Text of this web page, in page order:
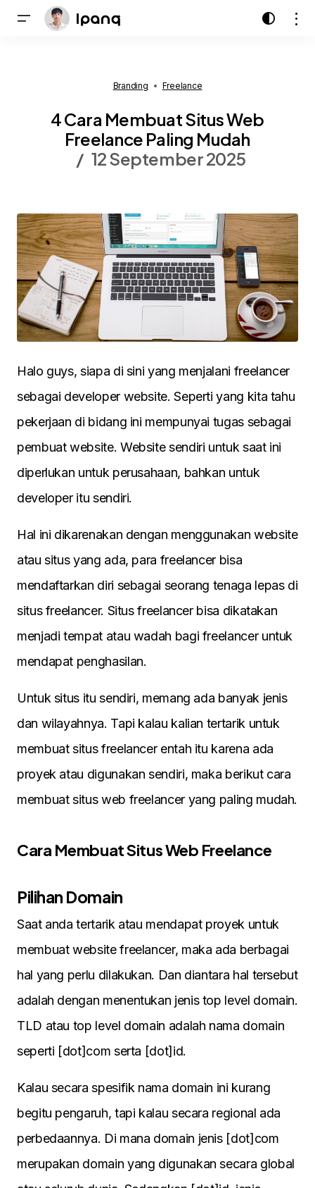
Branding Freelance
4 Cara Membuat Situs Web
Freelance Paling Mudah
12 September 2025
Halo guys, siapa di sini yang menjalani freelancer
sebagai developer website. Seperti yang kita tahu
pekerjaan di bidang ini mempunyai tugas sebagai
pembuat website. Website sendiri untuk saat ini
diperlukan untuk perusahaan, bahkan untuk
developer itu sendiri.
Hal ini dikarenakan dengan menggunakan website
atau situs yang ada, para freelancer bisa
mendaftarkan diri sebagai seorang tenaga lepas di
situs freelancer. Situs freelancer bisa dikatakan
menjadi tempat atau wadah bagi freelancer untuk
mendapat penghasilan.
Untuk situs itu sendiri, memang ada banyak jenis
dan wilayahnya. Tapi kalau kalian tertarik untuk
membuat situs freelancer entah itu karena ada
proyek atau digunakan sendiri, maka berikut cara
membuat situs web freelancer yang paling mudah.
Cara Membuat Situs Web Freelance
Pilihan Domain
Saat anda tertarik atau mendapat proyek untuk
membuat website freelancer, maka ada berbagai
hal yang perlu dilakukan. Dan diantara hal tersebut
adalah dengan menentukan jenis top level domain.
TLD atau top level domain adalah nama domain
seperti [dot]com serta [dot]id.
Kalau secara spesifik nama domain ini kurang
begitu pengaruh, tapi kalau secara regional ada
perbedaannya. Di mana domain jenis [dot]com
merupakan domain yang digunakan secara global